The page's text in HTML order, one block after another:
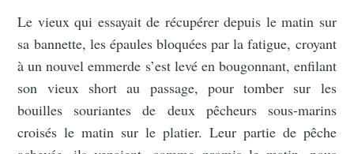
Le vieux qui essayait de récupérer depuis le matin sur
sa bannette, les épaules bloquées par la fatigue, croyant
à un nouvel emmerde s’est levé en bougonnant, enfilant
son vieux short au passage, pour tomber sur les
bouilles souriantes de deux pêcheurs sous-marins
croisés le matin sur le platier. Leur partie de pêche